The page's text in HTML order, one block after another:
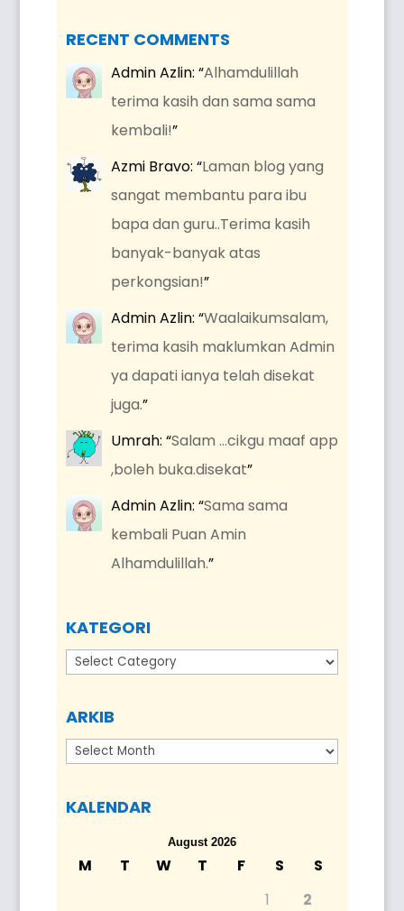
RECENT COMMENTS
Admin Azlin: “Alhamdulillah
terima kasih dan sama sama
kembali!”
Azmi Bravo: “Laman blog yang
sangat membantu para ibu
bapa dan guru..Terima kasih
banyak-banyak atas
perkongsian!”
Admin Azlin: “Waalaikumsalam,
terima kasih maklumkan Admin
ya dapati ianya telah disekat
juga.”
Umrah: “Salam …cikgu maaf app
,boleh buka.disekat”
Admin Azlin: “Sama sama
kembali Puan Amin
Alhamdulillah.”
KATEGORI
Kategori
ARKIB
Arkib
KALENDAR
August 2026
M T W T F S
S
1
2